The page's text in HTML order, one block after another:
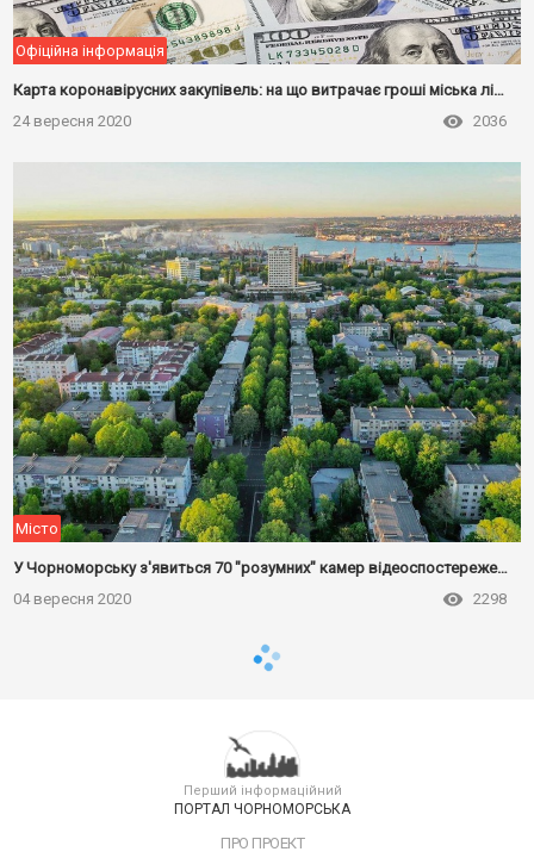
Офіційна інформація
Карта коронавірусних закупівель: на що витрачає гроші міська лікарня
24 вересня 2020
2036
Місто
У Чорноморську з'явиться 70 "розумних" камер відеоспостереження
04 вересня 2020
2298
Перший інформаційний
ПОРТАЛ ЧОРНОМОРСЬКА
ПРО ПРОЕКТ